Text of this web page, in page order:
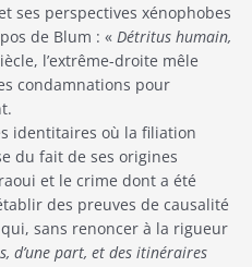
ses perspectives xénophobes
de Blum : « Détritus humain,
l’extrême-droite mêle
condamnations pour
identitaires où la filiation
du fait de ses origines
et le crime dont a été
des preuves de causalité
sans renoncer à la rigueur
d’une part, et des itinéraires